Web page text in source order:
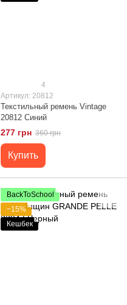
4
Артикул: 20812
Текстильный ремень Vintage
20812 Синий
277 грн 360 грн
Купить
BackToSchool
−15%
Кешбек